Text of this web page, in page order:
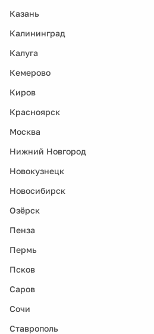
Казань
Калининград
Калуга
Кемерово
Киров
Красноярск
Москва
Нижний Новгород
Новокузнецк
Новосибирск
Озёрск
Пенза
Пермь
Псков
Саров
Сочи
Ставрополь